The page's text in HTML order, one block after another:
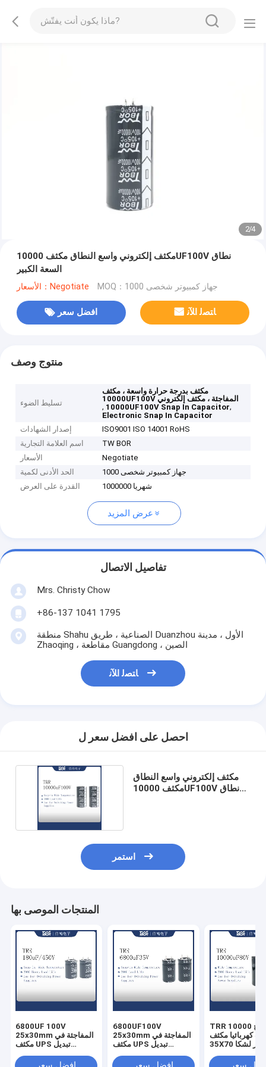
2/4
مكثف إلكتروني واسع النطاق مكثف 10000UF100V نطاق
السعة الكبير
الأسعار：Negotiate MOQ：1000 جهاز كمبيوتر شخصى
افضل سعر ﺎﺘﺼﻟ ﺍﻶﻧ
منتوج وصف
تسليط الضوء
مكثف بدرجة حرارة واسعة ، مكثف
10000UF100V المفاجئة ، مكثف إلكتروني
, 10000UF100V Snap In Capacitor,
Electronic Snap In Capacitor
إصدار الشهادات
ISO9001 ISO 14001 RoHS
اسم العلامة التجارية
TW BOR
الأسعار
Negotiate
الحد الأدنى لكمية
1000 جهاز كمبيوتر شخصى
القدرة على العرض
1000000 شهريا
عرض المزيد
تفاصيل الاتصال
Mrs. Christy Chow
+86-137 1041 1795
منطقة Shahu الصناعية ، طريق Duanzhou الأول ، مدينة
Zhaoqing ، مقاطعة Guangdong ، الصين
ﺎﺘﺼﻟ ﺍﻶﻧ
احصل على افضل سعر ل
مكثف إلكتروني واسع النطاق
مكثف 10000UF100V نطاق
استمر
المنتجات الموصى بها
6800UF 100V
25x30mm المفاجئة في
مكثف UPS تبديل
6800UF100V
25x30mm المفاجئة في
مكثف UPS تبديل
TRR 10000 فائق التوهج
كهربائيا مكثف
35X70 مللي متر لشكا